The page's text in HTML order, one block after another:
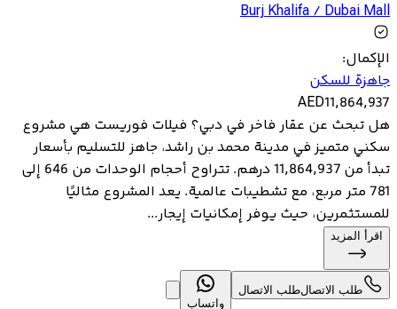
Burj Khalifa / Dubai Mall
الإكمال:
جاهزة للسكن
AED11,864,937
هل تبحث عن عقار فاخر في دبي؟ فيلات فوريست هي مشروع
سكني متميز في مدينة محمد بن راشد، جاهز للتسليم بأسعار
تبدأ من 11,864,937 درهم. تتراوح أحجام الوحدات من 646 إلى
781 متر مربع، مع تشطيبات عالمية. يعد المشروع مثاليًا
للمستثمرين، حيث يوفر إمكانيات إيجار...
اقرأ المزيد
طلب الاتصالطلب الاتصال
واتساب